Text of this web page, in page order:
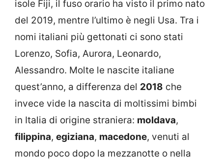
isole Fiji, il fuso orario ha visto il primo nato
del 2019, mentre l’ultimo è negli Usa. Tra i
nomi italiani più gettonati ci sono stati
Lorenzo, Sofia, Aurora, Leonardo,
Alessandro. Molte le nascite italiane
quest’anno, a differenza del 2018 che
invece vide la nascita di moltissimi bimbi
in Italia di origine straniera: moldava,
filippina, egiziana, macedone, venuti al
mondo poco dopo la mezzanotte o nella